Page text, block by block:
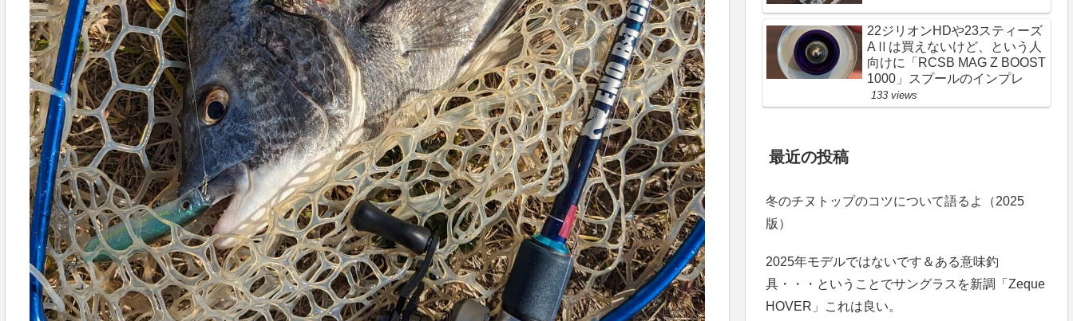
22ジリオンHDや23スティーズ
AⅡは買えないけど、という人
向けに「RCSB MAG Z BOOST
1000」スプールのインプレ
133 views
最近の投稿
冬のチヌトップのコツについて語るよ（2025
版）
2025年モデルではないです＆ある意味釣
具・・・ということでサングラスを新調「Zeque
HOVER」これは良い。